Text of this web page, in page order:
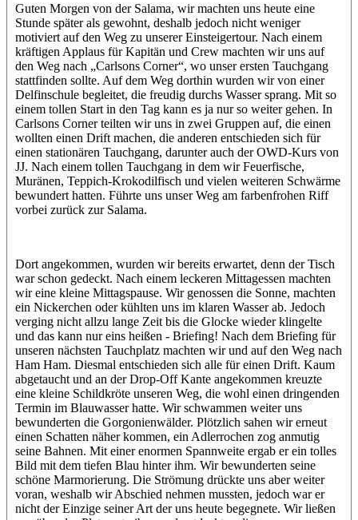
Guten Morgen von der Salama, wir machten uns heute eine
Stunde später als gewohnt, deshalb jedoch nicht weniger
motiviert auf den Weg zu unserer Einsteigertour. Nach einem
kräftigen Applaus für Kapitän und Crew machten wir uns auf
den Weg nach „Carlsons Corner“, wo unser ersten Tauchgang
stattfinden sollte. Auf dem Weg dorthin wurden wir von einer
Delfinschule begleitet, die freudig durchs Wasser sprang. Mit so
einem tollen Start in den Tag kann es ja nur so weiter gehen. In
Carlsons Corner teilten wir uns in zwei Gruppen auf, die einen
wollten einen Drift machen, die anderen entschieden sich für
einen stationären Tauchgang, darunter auch der OWD-Kurs von
JJ. Nach einem tollen Tauchgang in dem wir Feuerfische,
Muränen, Teppich-Krokodilfisch und vielen weiteren Schwärme
bewundert hatten. Führte uns unser Weg am farbenfrohen Riff
vorbei zurück zur Salama.
Dort angekommen, wurden wir bereits erwartet, denn der Tisch
war schon gedeckt. Nach einem leckeren Mittagessen machten
wir eine kleine Mittagspause. Wir genossen die Sonne, machten
ein Nickerchen oder kühlten uns im klaren Wasser ab. Jedoch
verging nicht allzu lange Zeit bis die Glocke wieder klingelte
und das kann nur eins heißen - Briefing! Nach dem Briefing für
unseren nächsten Tauchplatz machten wir und auf den Weg nach
Ham Ham. Diesmal entschieden sich alle für einen Drift. Kaum
abgetaucht und an der Drop-Off Kante angekommen kreuzte
eine kleine Schildkröte unseren Weg, die wohl einen dringenden
Termin im Blauwasser hatte. Wir schwammen weiter uns
bewunderten die Gorgonienwälder. Plötzlich sahen wir erneut
einen Schatten näher kommen, ein Adlerrochen zog anmutig
seine Bahnen. Mit einer enormen Spannweite ergab er ein tolles
Bild mit dem tiefen Blau hinter ihm. Wir bewunderten seine
schöne Marmorierung. Die Strömung drückte uns aber weiter
voran, weshalb wir Abschied nehmen mussten, jedoch war er
nicht der Einzige seiner Art der uns heute begegnete. Wir ließen